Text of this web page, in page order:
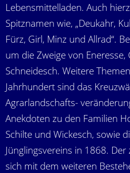
Lebensmittelladen. Auch
Spitznamen wie, „Deukahr,
Fürz, Girl, Minz und Allrad“.
um die Zweige von
Schneidesch. Weitere
Jahrhundert sind das
Agrarlandschafts-
Anekdoten zu den Familien
Schilte und Wickesch, sowie
Jünglingsvereins in 1868.
sich mit dem weiteren